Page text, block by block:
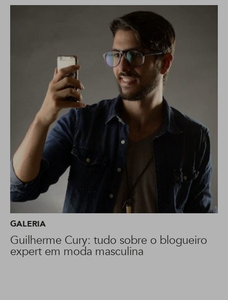
GALERIA
Guilherme Cury: tudo sobre o blogueiro
expert em moda masculina